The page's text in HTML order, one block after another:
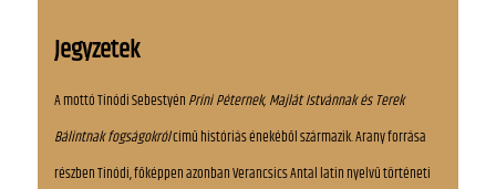
Jegyzetek
A mottó Tinódi Sebestyén Príni Péternek, Majlát Istvánnak és Terek
Bálintnak fogságokrólcímű históriás énekéből származik. Arany forrása
részben Tinódi, főképpen azonban Verancsics Antal latin nyelvű történeti